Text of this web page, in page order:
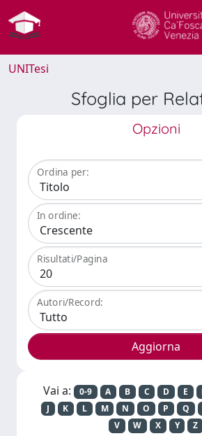
UNITesi
Sfoglia per
Opzioni
Ordina per:
In ordine:
Risultati/Pagina
Autori/Record:
Vai a: 0-9 A B C D E
J
K L M N O P Q
V
W X Y Z